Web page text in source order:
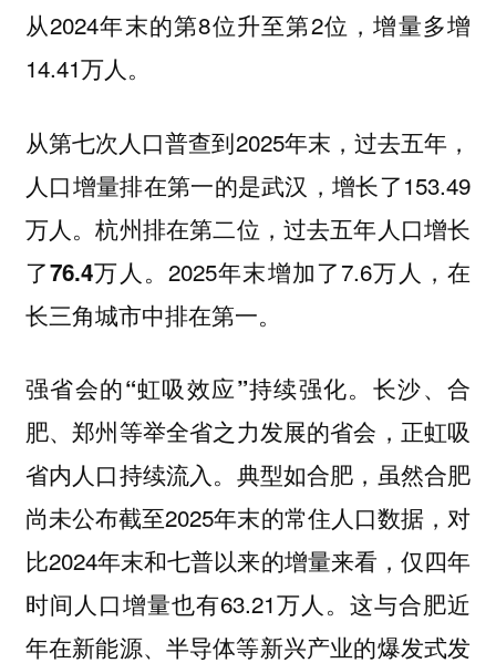
从2024年末的第8位升至第2位，增量多增
14.41万人。
从第七次人口普查到2025年末， 过去五年，
人口增量排在第一的是武汉 ，增长了153.49
万人。杭州排在第二位，过去五年人口增长
了76.4万人。 2025年末增加了7.6万人，在
长三角城市中排在第一。
强省会的“虹吸效应”持续强化。 长沙、合
肥、郑州等举全省之力发展的省会，正虹吸
省内人口持续流入。 典型如合肥 ，虽然合肥
尚未公布截至2025年末的常住人口数据，对
比2024年末和七普以来的增量来看，仅四年
时间人口增量也有63.21万人。这与合肥近
年在新能源、半导体等新兴产业的爆发式发